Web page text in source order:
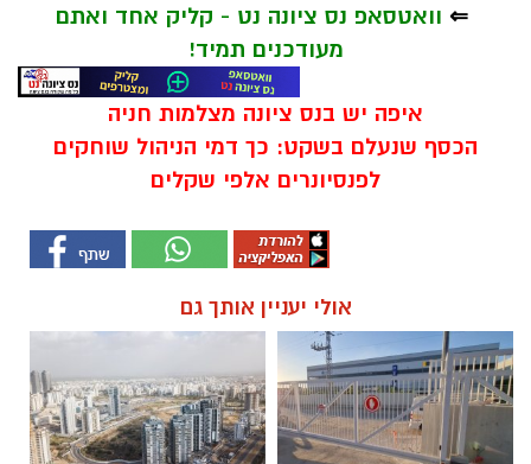
⇐ וואטסאפ נס ציונה נט - קליק אחד ואתם
מעודכנים תמיד!
איפה יש בנס ציונה מצלמות חניה
הכסף שנעלם בשקט: כך דמי הניהול שוחקים
לפנסיונרים אלפי שקלים
אולי יעניין אותך גם